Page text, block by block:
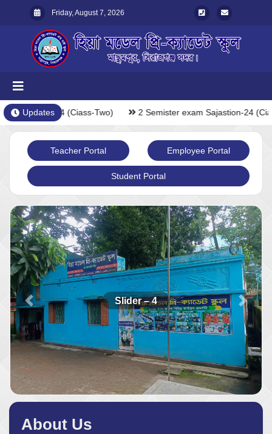
Friday, August 7, 2026
Updates
Sajastion-24 (Ciass-Two) 2 Semister exam Sajastion-24
Teacher Portal Employee Portal
Student Portal
Slider – 4
About Us